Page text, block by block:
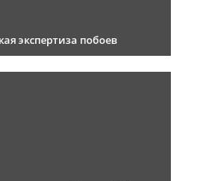
экспертиза побоев